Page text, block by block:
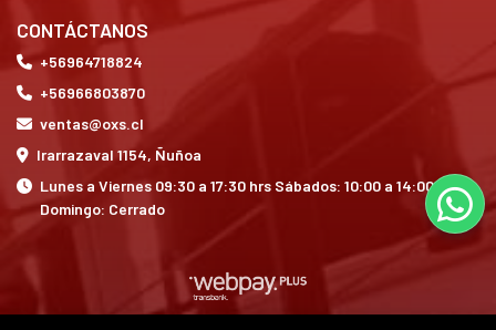
CONTÁCTANOS
+56964718824
+56966803870
ventas@oxs.cl
Irarrazaval 1154, Ñuñoa
Lunes a Viernes 09:30 a 17:30 hrs Sábados: 10:00 a 14:00 hrs
Domingo: Cerrado